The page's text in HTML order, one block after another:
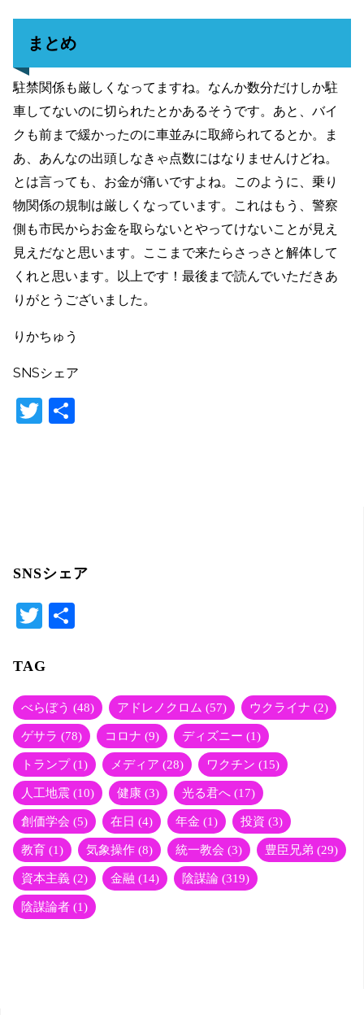
まとめ
駐禁関係も厳しくなってますね。なんか数分だけしか駐
車してないのに切られたとかあるそうです。あと、バイ
クも前まで緩かったのに車並みに取締られてるとか。ま
あ、あんなの出頭しなきゃ点数にはなりませんけどね。
とは言っても、お金が痛いですよね。このように、乗り
物関係の規制は厳しくなっています。これはもう、警察
側も市民からお金を取らないとやってけないことが見え
見えだなと思います。ここまで来たらさっさと解体して
くれと思います。以上です！最後まで読んでいただきあ
りがとうございました。
りかちゅう
SNSシェア
T
SNSシェア
T
tte
r
TAG
べらぼう (48) アドレノクロム (57) ウクライナ (2)
ゲサラ (78) コロナ (9) ディズニー (1)
トランプ(1) メディア (28) ワクチン (15)
人工地震 (10) 健康 (3) 光る君へ (17)
創価学会 (5) 在日 (4) 年金 (1) 投資 (3)
教育 (1) 気象操作 (8) 統一教会 (3) 豊臣兄弟 (29)
資本主義 (2) 金融 (14) 陰謀論 (319)
陰謀論者 (1)